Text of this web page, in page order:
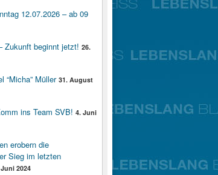
12.07.2026 – ab 09
Zukunft beginnt jetzt! 26.
“Micha” Müller 31. August
ins Team SVB! 4. Juni
erobern die
Sieg im letzten
2024